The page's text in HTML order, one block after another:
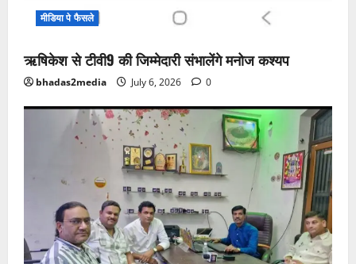
मीडिया पे फैसले
ऋषिकेश से टीवी9 की जिम्मेदारी संभालेंगे मनोज कश्यप
bhadas2media July 6, 2026 0